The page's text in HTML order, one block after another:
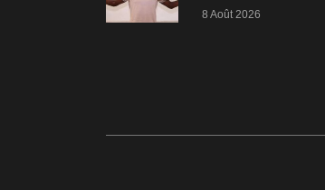
terre d’accueil des
8 Août 2026